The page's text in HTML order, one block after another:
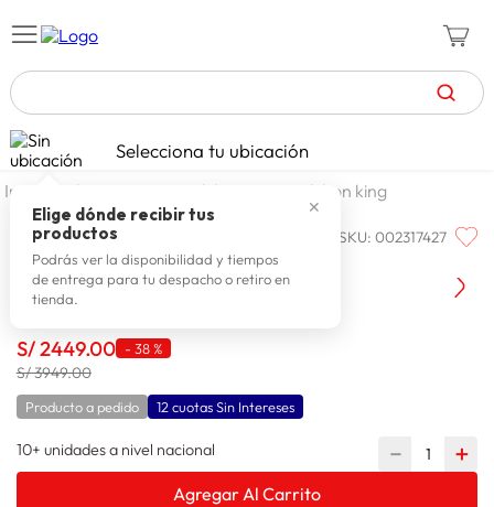
TÉRMINOS MÁS BUSCADOS
1. celulares
2. zapatillas mujer
3. zapatillas hombre
4. moda
6. tv
7. laptop
8 terrex
Selecciona tu ubicación
✕
Elige dónde recibir tus
productos
Podrás ver la disponibilidad y tiempos
de entrega para tu despacho o retiro en
tienda.
dormitorio colchones colchon king
PARAISO SKU:002317427
Colchon Royal Abrazzo King Size
S/2449.00 - 38 %
S/ 3949.00
Producto a pedido 12 cuotas Sin Intereses
10+ unidades a nivel nacional ＋
－
Agregar Al Carrito